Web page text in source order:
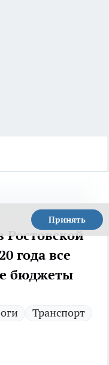
Принять
Ростовской
года все
бюджеты
Транспорт